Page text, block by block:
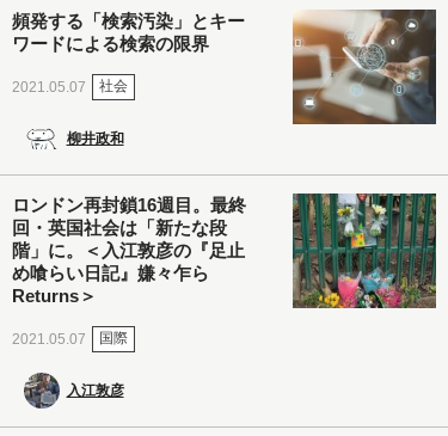
頻発する「検索汚染」とキー
ワードによる検索の限界
2021.05.07 社会
柳井政和
ロンドン再封鎖16週目。最終
回・英国社会は「新たな段
階」に。＜入江敦彦の『足止
め喰らい日記』嫌々乍ら
Returns＞
2021.05.07 国際
入江敦彦